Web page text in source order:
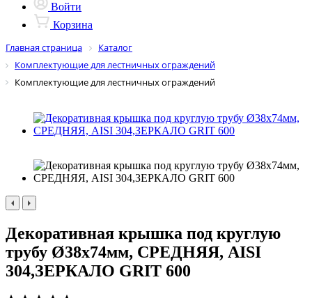
Войти
Корзина
Главная страница
Каталог
Комплектующие для лестничных ограждений
Комплектующие для лестничных ограждений
Декоративная крышка под круглую
трубу Ø38х74мм, СРЕДНЯЯ, AISI
304,ЗЕРКАЛО GRIT 600